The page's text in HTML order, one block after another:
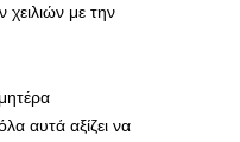
χειλιών με την
αυτά αξίζει να